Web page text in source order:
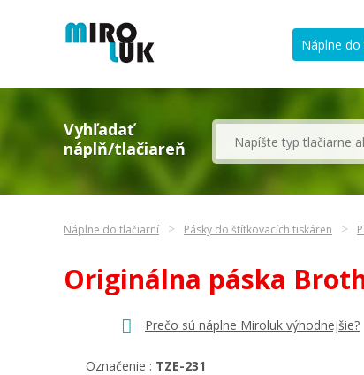
Náplne
Vyhľadať
náplň/tlačiareň
Náplne do tlačiarní Pásky do štítkovacích tiskáren
Originálna páska
Prečo sú náplne Miroluk výhodnejšie?
Označenie : TZE-231